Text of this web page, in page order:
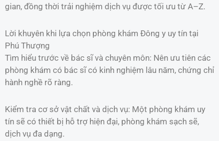
gian, đồng thời trải nghiệm dịch vụ được tối ưu từ A–Z.
Lời khuyên khi lựa chọn phòng khám Đông y uy tín tại
Phú Thượng
Tìm hiểu trước về bác sĩ và chuyên môn: Nên ưu tiên các
phòng khám có bác sĩ có kinh nghiệm lâu năm, chứng chỉ
hành nghề rõ ràng.
Kiểm tra cơ sở vật chất và dịch vụ: Một phòng khám uy
tín sẽ có thiết bị hỗ trợ hiện đại, phòng khám sạch sẽ,
dịch vụ đa dạng.